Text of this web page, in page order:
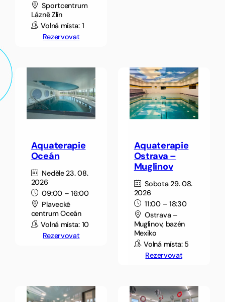
Sportcentrum
Lázně Zlín
Volná místa: 1
Rezervovat
Aquaterapie
Oceán
Neděle 23. 08.
2026
09:00 – 16:00
Plavecké
centrum Oceán
Volná místa: 10
Rezervovat
Aquaterapie
Ostrava –
Muglinov
Sobota 29. 08.
2026
11:00 – 18:30
Ostrava –
Muglinov, bazén
Mexiko
Volná místa: 5
Rezervovat